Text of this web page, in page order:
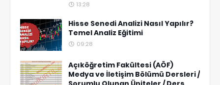
13:28
Hisse Senedi Analizi Nasıl Yapılır?
Temel Analiz Eğitimi
09:28
Açıköğretim Fakültesi (AÖF)
Medya ve İletişim Bölümü Dersleri /